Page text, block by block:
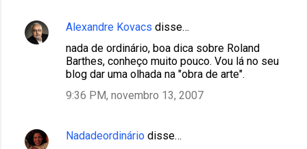
Alexandre Kovacs disse…
nada de ordinário, boa dica sobre Roland
Barthes, conheço muito pouco. Vou lá no seu
blog dar uma olhada na "obra de arte".
9:36 PM, novembro 13, 2007
Nadadeordinário disse…